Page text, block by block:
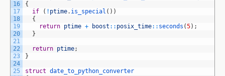
16
17
18
19
20
21
22
23
24
25
{
if
( ! ptime. is_special ( ) )
{
return ptime + boost :: posix_time:: seconds (5) ;
}
return ptime;
}
struct date_to_python_converter